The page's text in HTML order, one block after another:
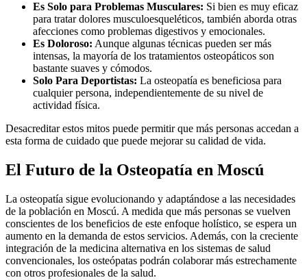
Es Solo para Problemas Musculares: Si bien es muy eficaz
para tratar dolores musculoesqueléticos, también aborda otras
afecciones como problemas digestivos y emocionales.
Es Doloroso: Aunque algunas técnicas pueden ser más
intensas, la mayoría de los tratamientos osteopáticos son
bastante suaves y cómodos.
Solo Para Deportistas: La osteopatía es beneficiosa para
cualquier persona, independientemente de su nivel de
actividad física.
Desacreditar estos mitos puede permitir que más personas accedan a
esta forma de cuidado que puede mejorar su calidad de vida.
El Futuro de la Osteopatía en Moscú
La osteopatía sigue evolucionando y adaptándose a las necesidades
de la población en Moscú. A medida que más personas se vuelven
conscientes de los beneficios de este enfoque holístico, se espera un
aumento en la demanda de estos servicios. Además, con la creciente
integración de la medicina alternativa en los sistemas de salud
convencionales, los osteópatas podrán colaborar más estrechamente
con otros profesionales de la salud.